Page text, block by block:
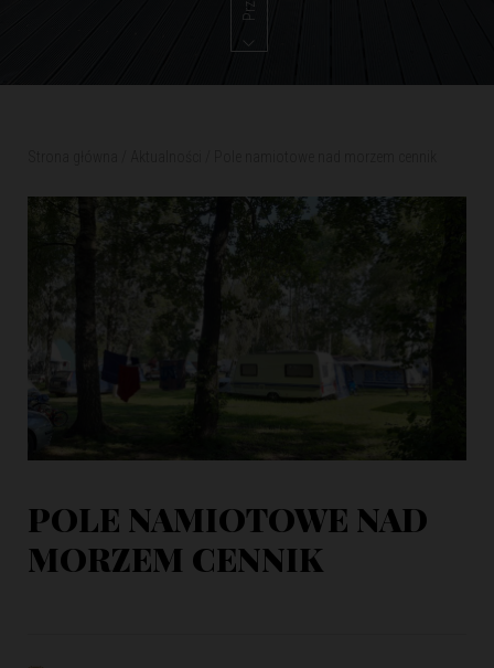
POLE NAMIOTOWE NAD
MORZEM CENNIK